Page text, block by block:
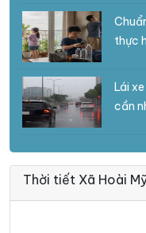
thực
Lái
cần
Thời tiết Xã Hoài